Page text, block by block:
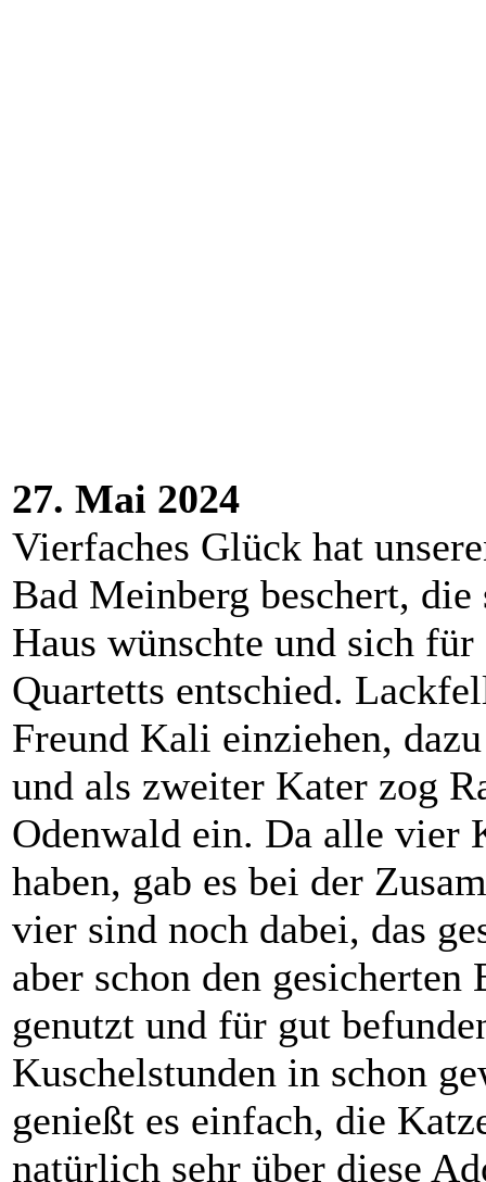
27. Mai 2024
Vierfaches Glück hat
Bad Meinberg beschert,
Haus wünschte und sich
Quartetts entschied.
Freund Kali einziehen,
und als zweiter Kater zog
Odenwald ein. Da alle vier
haben, gab es bei der
vier sind noch dabei, das
aber schon den
genutzt und für gut
Kuschelstunden in schon
genießt es einfach, die
natürlich sehr über diese